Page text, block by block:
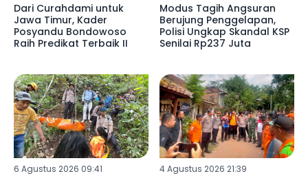
Dari Curahdami untuk
Jawa Timur, Kader
Posyandu Bondowoso
Raih Predikat Terbaik II
Modus Tagih Angsuran
Berujung Penggelapan,
Polisi Ungkap Skandal KSP
Senilai Rp237 Juta
6 Agustus 2026 09:41 4 Agustus 2026 21:39